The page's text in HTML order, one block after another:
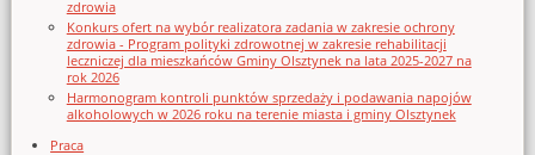
zdrowia
Konkurs ofert na wybór realizatora zadania w zakresie ochrony
zdrowia - Program polityki zdrowotnej w zakresie rehabilitacji
leczniczej dla mieszkańców Gminy Olsztynek na lata 2025-2027 na
rok 2026
Harmonogram kontroli punktów sprzedaży i podawania napojów
alkoholowych w 2026 roku na terenie miasta i gminy Olsztynek
Praca